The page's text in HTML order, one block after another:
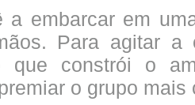
a embarcar em
Para agitar a
que constrói o
o grupo mais